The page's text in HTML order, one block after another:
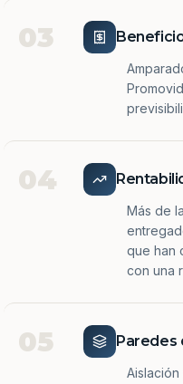
03
04
Más de
que han
con una
05 Paredes